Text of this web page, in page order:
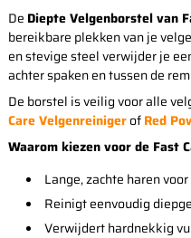
De Diepte Velgenborstel van
bereikbare plekken van je
en stevige steel verwijder je
achter spaken en tussen de
De borstel is veilig voor alle
Care VelgenreinigerofRed
Waarom kiezen voor de Fast
Lange, zachte haren
Reinigt eenvoudig
Verwijdert hardnekkig